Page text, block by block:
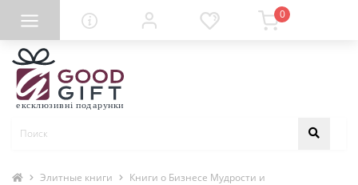
0
Элитные книги
Книги о Бизнесе Мудрости и